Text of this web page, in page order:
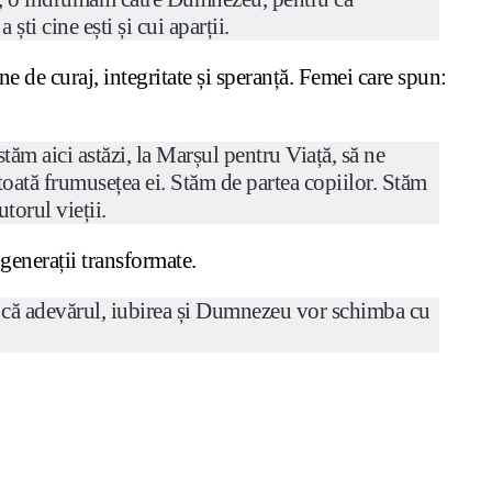
ști cine ești și cui aparții.
de curaj, integritate și speranță. Femei care spun:
aici astăzi, la Marșul pentru Viață, să ne
frumusețea ei. Stăm de partea copiilor. Stăm
vieții.
transformate.
adevărul, iubirea și Dumnezeu vor schimba cu